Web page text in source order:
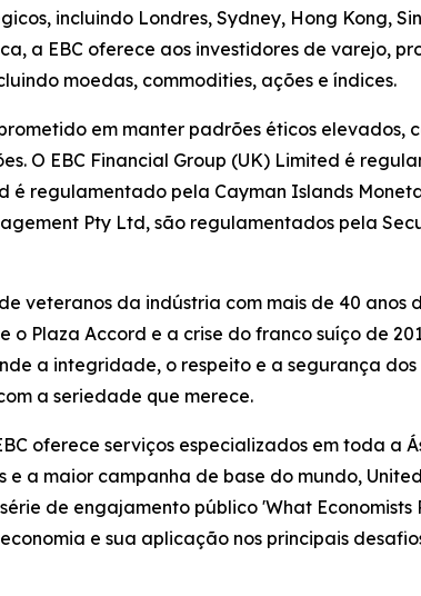
incluindo Londres, Sydney, Hong Kong,
a EBC oferece aos investidores de varejo,
moedas, commodities, ações e índices.
em manter padrões éticos elevados,
O EBC Financial Group (UK) Limited é
é regulamentado pela Cayman Islands
Pty Ltd, são regulamentados pela
veteranos da indústria com mais de 40
o Plaza Accord e a crise do franco suíço de
a integridade, o respeito e a segurança
a seriedade que merece.
oferece serviços especializados em toda a
a maior campanha de base do mundo,
de engajamento público 'What
e sua aplicação nos principais